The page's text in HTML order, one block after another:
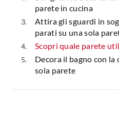
parete in cucina
Attira gli sguardi in
parati su una sola
Scopri quale parete
Decora il bagno con la
sola parete